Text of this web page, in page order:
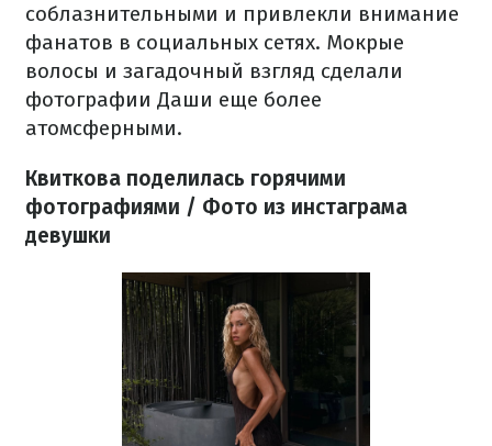
соблазнительными и привлекли внимание
фанатов в социальных сетях. Мокрые
волосы и загадочный взгляд сделали
фотографии Даши еще более
атомсферными.
Квиткова поделилась горячими
фотографиями / Фото из инстаграма
девушки